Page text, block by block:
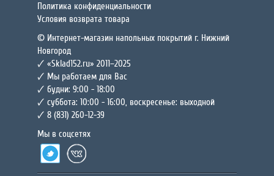
Политика конфиденциальности
Условия возврата товара
© Интернет-магазин напольных покрытий г. Нижний
Новгород
🗸 «Sklad152.ru» 2011–2025
🗸 Мы работаем для Вас
🗸 будни: 9:00 - 18:00
🗸 суббота: 10:00 - 16:00, воскресенье: выходной
🗸 8 (831) 260-12-39
Мы в соцсетях